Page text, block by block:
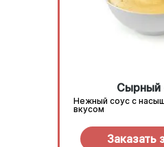
Сырный
Нежный соус с
вкусом
Заказать